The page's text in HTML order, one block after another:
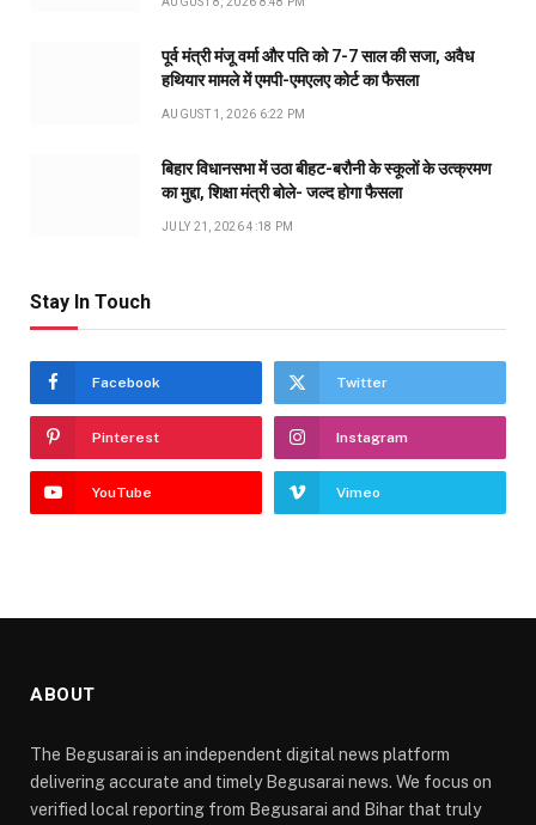
पूर्व मंत्री मंजू वर्मा और पति को 7-7 साल की सजा, अवैध
हथियार मामले में एमपी-एमएलए कोर्ट का फैसला
AUGUST 1, 2026 6:22 PM
बिहार विधानसभा में उठा बीहट-बरौनी के स्कूलों के उत्क्रमण
का मुद्दा, शिक्षा मंत्री बोले- जल्द होगा फैसला
JULY 21, 2026 4:18 PM
Stay In Touch
Facebook Twitter
Pinterest Instagram
YouTube Vimeo
ABOUT
The Begusarai is an independent digital news platform
delivering accurate and timely Begusarai news. We focus on
verified local reporting from Begusarai and Bihar that truly